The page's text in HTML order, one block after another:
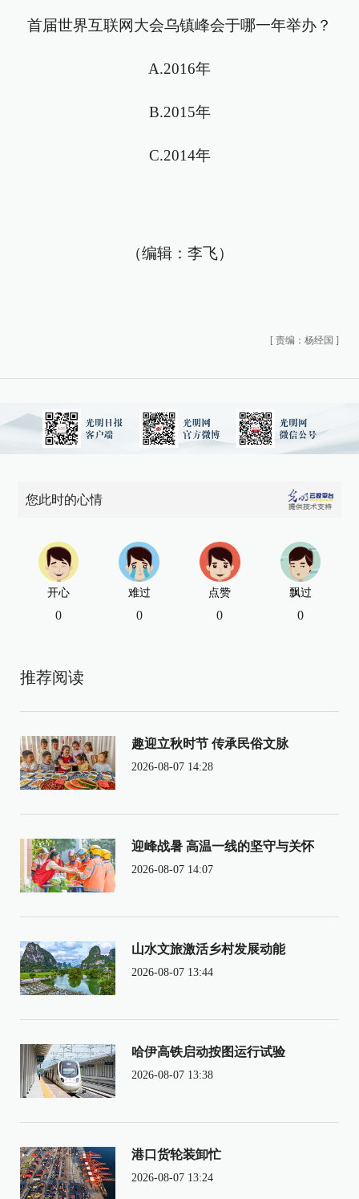
首届世界互联网大会乌镇峰会于哪一年举办？
A.2016年
B.2015年
C.2014年
（编辑：李飞）
[ 责编：杨经国 ]
您此时的心情
开心
0
难过
0
点赞
0
飘过
0
推荐阅读
趣迎立秋时节 传承民俗文脉
2026-08-07 14:28
迎峰战暑 高温一线的坚守与关怀
2026-08-07 14:07
山水文旅激活乡村发展动能
2026-08-07 13:44
哈伊高铁启动按图运行试验
2026-08-07 13:38
港口货轮装卸忙
2026-08-07 13:24